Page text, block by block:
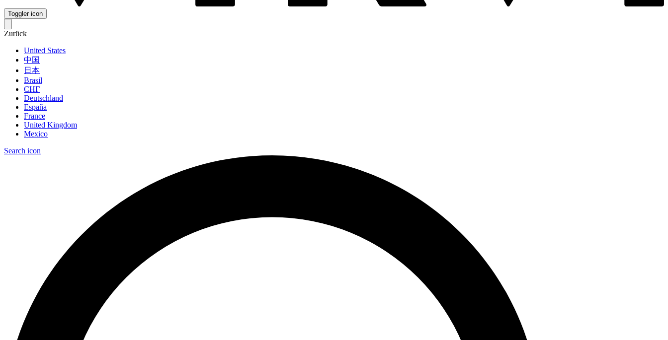
Toggler icon
Zurück
United States
中国
日本
Brasil
СНГ
Deutschland
España
France
United Kingdom
Mexico
Search icon